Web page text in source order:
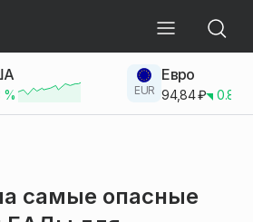
% EUR
Евро
94,84₽ 0.83
самые опасные